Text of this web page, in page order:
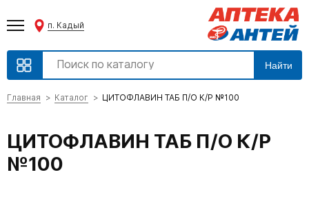
п. Кадый
Найти
Главная Каталог ЦИТОФЛАВИН ТАБ П/О К/Р №100
ЦИТОФЛАВИН ТАБ П/О К/Р
№100